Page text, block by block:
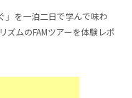
」を一泊二日で学んで味わ
ズムのFAMツアーを体験レポ